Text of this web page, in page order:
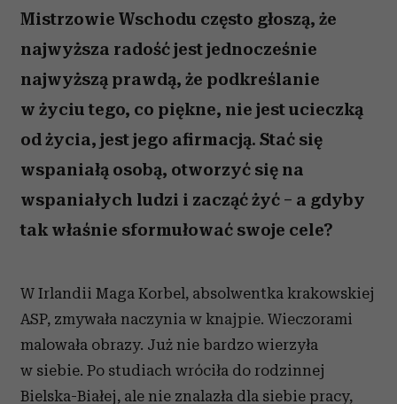
Mistrzowie Wschodu często głoszą, że
najwyższa radość jest jednocześnie
najwyższą prawdą, że podkreślanie
w życiu tego, co piękne, nie jest ucieczką
od życia, jest jego afirmacją. Stać się
wspaniałą osobą, otworzyć się na
wspaniałych ludzi i zacząć żyć – a gdyby
tak właśnie sformułować swoje cele?
W Irlandii Maga Korbel, absolwentka krakowskiej
ASP, zmywała naczynia w knajpie. Wieczorami
malowała obrazy. Już nie bardzo wierzyła
w siebie. Po studiach wróciła do rodzinnej
Bielska-Białej, ale nie znalazła dla siebie pracy,